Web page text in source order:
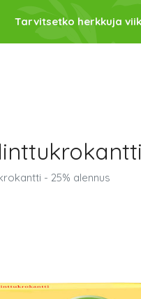
Tarvitsetko herkkuja
- 25% alennus